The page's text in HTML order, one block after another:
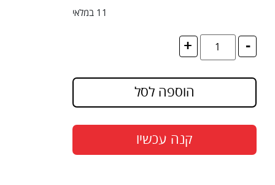
11 במלאי
-
+
הוספה לסל
קנה עכשיו